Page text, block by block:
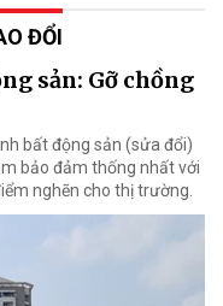
ĐỔI
sản: Gỡ chồng
bất động sản (sửa đổi)
bảo đảm thống nhất với
nghẽn cho thị trường.